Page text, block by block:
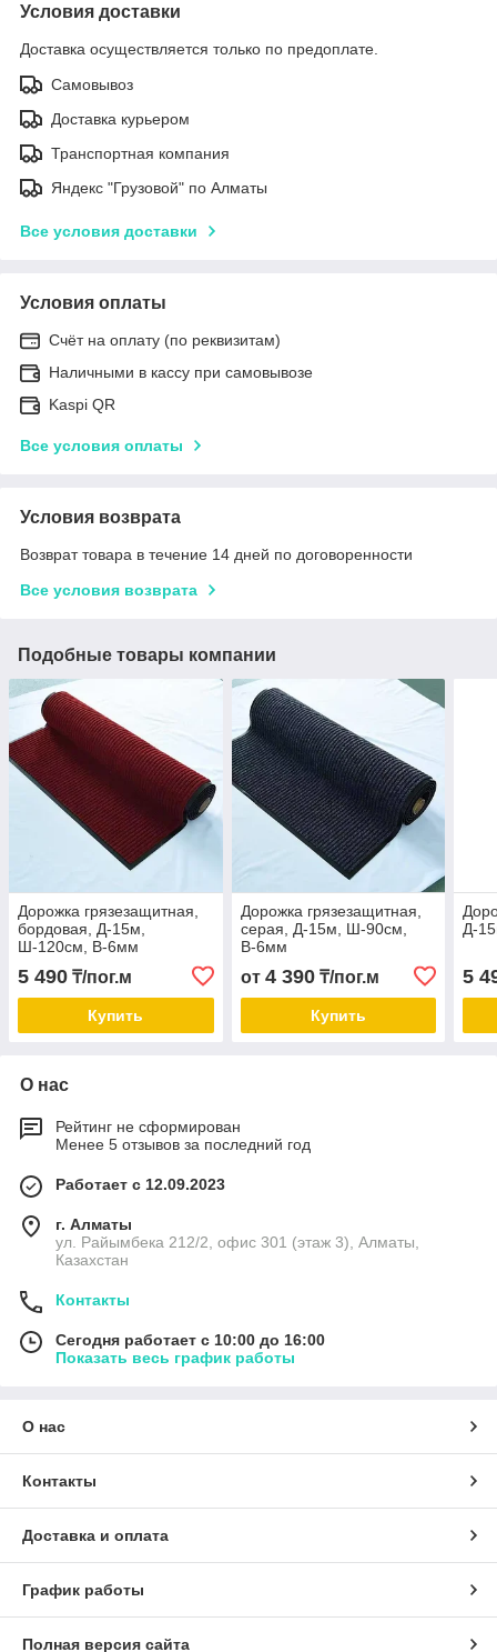
Условия доставки
Доставка осуществляется только по предоплате.
Самовывоз
Доставка курьером
Транспортная компания
Яндекс "Грузовой" по Алматы
Все условия доставки
Условия оплаты
Счёт на оплату (по реквизитам)
Наличными в кассу при самовывозе
Kaspi QR
Все условия оплаты
Условия возврата
Возврат товара в течение 14 дней по договоренности
Все условия возврата
Подобные товары компании
Дорожка грязезащитная,
бордовая, Д-15м,
Ш-120см, В-6мм
5 490 ₸/пог.м
Купить
Дорожка грязезащитная,
серая, Д-15м, Ш-90см,
В-6мм
от 4 390₸/пог.м
Купить
Д-
5
О нас
Рейтинг не сформирован
Менее 5 отзывов за последний год
Работает с 12.09.2023
г. Алматы
ул. Райымбека 212/2, офис 301 (этаж 3), Алматы,
Казахстан
Контакты
Сегодня работает с 10:00 до 16:00
Показать весь график работы
О нас
Контакты
Доставка и оплата
График работы
Полная версия сайта